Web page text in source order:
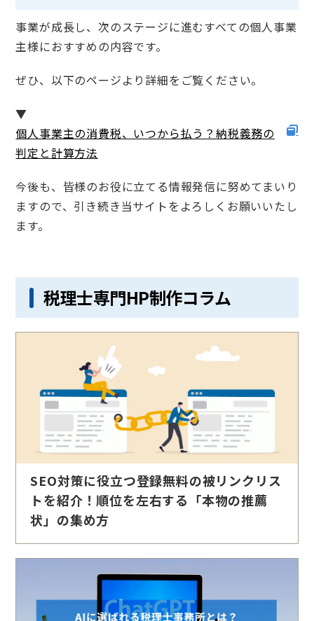
事業が成長し、次のステージに進むすべての個人事業
主様におすすめの内容です。
ぜひ、以下のページより詳細をご覧ください。
▼
個人事業主の消費税、いつから払う？納税義務の
判定と計算方法
今後も、皆様のお役に立てる情報発信に努めてまいり
ますので、引き続き当サイトをよろしくお願いいたし
ます。
税理士専門HP制作コラム
SEO対策に役立つ登録無料の被リンクリス
トを紹介！順位を左右する「本物の推薦
状」の集め方